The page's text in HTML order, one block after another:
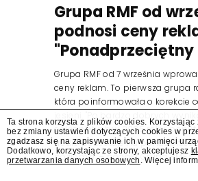
Grupa RMF od
podnosi ceny
Grupa RMF od 7 września
ceny reklam. To pierwsza grupa
która poinformowała o korekcie
jesieni. "Po bardzo dobrych
osiągniętych w 2025 roku, popyt
audio pozostaje na
poziomie" – podała Grupa RMF
Ta strona korzysta z plików cookies. Korzystając
bez zmiany ustawień dotyczących cookies w
zgadzasz się na zapisywanie ich w pamięci
Dodatkowo, korzystając ze strony, akceptujesz
przetwarzania danych osobowych . Więcej